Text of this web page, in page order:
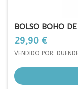
BOLSO BOHO
Prezo
29,90 €
VENDIDO POR: